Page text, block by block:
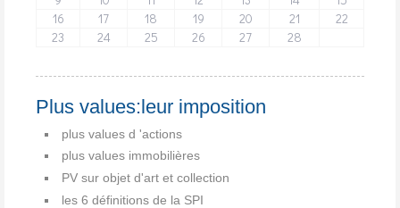
16
17 18 19 20 21
22
23
24 25 26 27 28
Plus values:leur imposition
plus values d 'actions
plus values immobilières
PV sur objet d'art et collection
les 6 définitions de la SPI